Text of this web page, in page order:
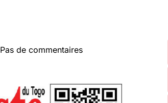
Pas de commentaires